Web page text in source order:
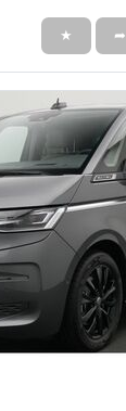
★ ➦